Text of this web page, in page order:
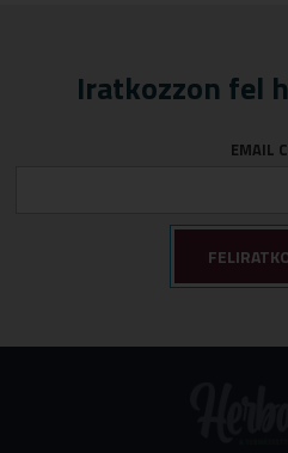
Iratkozzon fel
EMAIL